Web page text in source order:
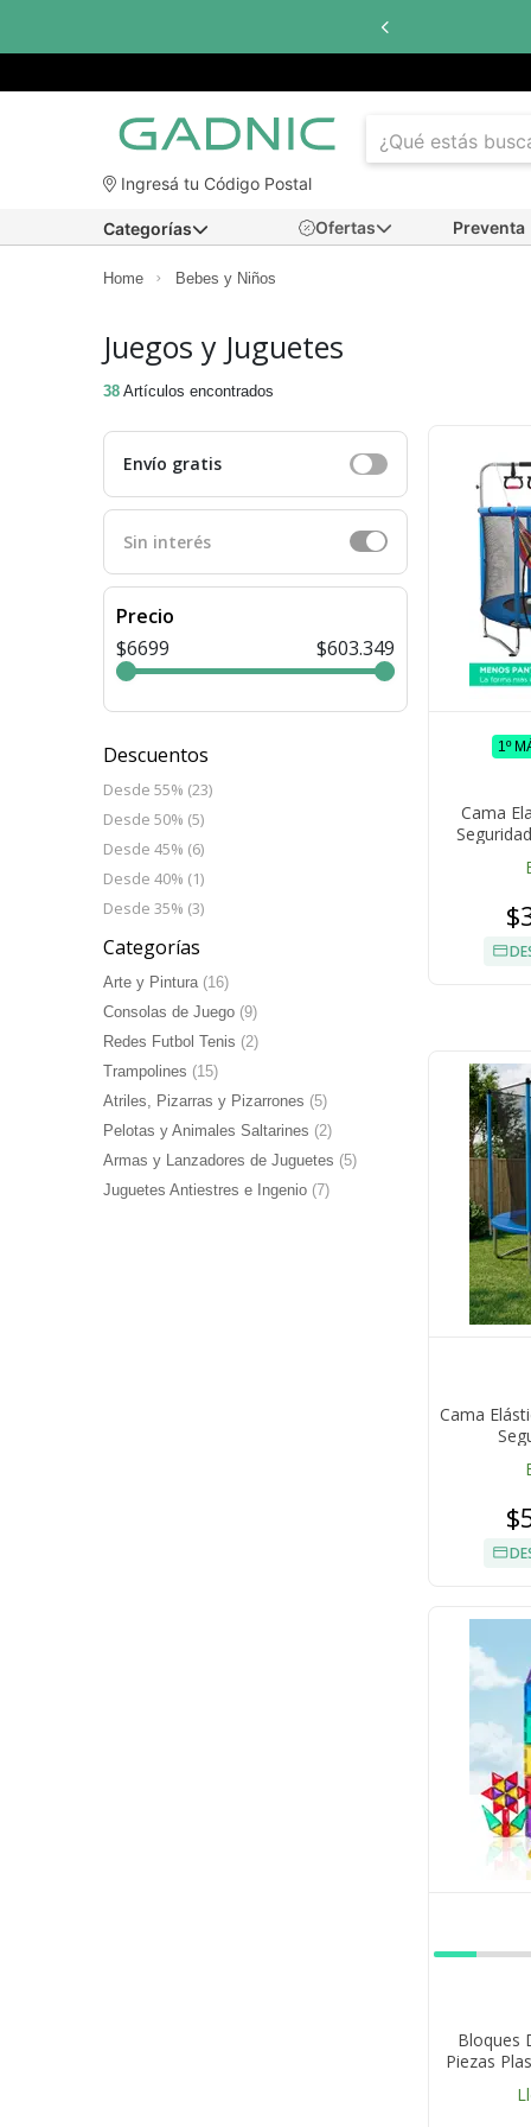
con todos los
Ingresá tu Código Postal
Ofertas Preventa
Categorías
Home Bebes y Niños
Juegos y Juguetes
38 Artículos encontrados
Envío gratis
Sin interés
Precio
$6699
$603.349
Descuentos
Desde 55% (23)
Desde 50% (5)
Desde 45% (6)
Desde 40% (1)
Desde 35% (3)
Categorías
Arte y Pintura (16)
Consolas de Juego (9)
Redes Futbol Tenis (2)
Trampolines (15)
Atriles, Pizarras y Pizarrones (5)
Pelotas y Animales Saltarines (2)
Armas y Lanzadores de Juguetes (5)
Juguetes Antiestres e Ingenio (7)
1º
Cama
Cama
Bloques
Piezas